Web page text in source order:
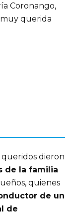
Coronango,
querida
queridos dieron
de la familia
quienes
de un
de